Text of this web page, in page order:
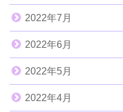
2022年7月
2022年6月
2022年5月
2022年4月